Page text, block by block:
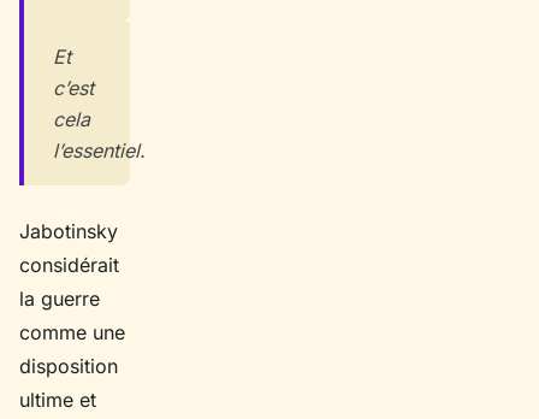
Et
c’est
cela
l’essentiel.
Jabotinsky
considérait
la guerre
comme une
disposition
ultime et